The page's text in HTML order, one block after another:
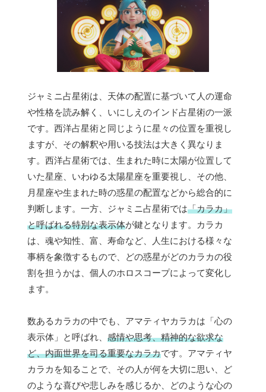
ジャミニ占星術は、天体の配置に基づいて人の運命
や性格を読み解く、いにしえのインド占星術の一派
です。西洋占星術と同じように星々の位置を重視し
ますが、その解釈や用いる技法は大きく異なりま
す。西洋占星術では、生まれた時に太陽が位置して
いた星座、いわゆる太陽星座を重要視し、その他、
月星座や生まれた時の惑星の配置などから総合的に
判断します。一方、ジャミニ占星術では「カラカ」
と呼ばれる特別な表示体が鍵となります。カラカ
は、魂や知性、富、寿命など、人生における様々な
事柄を象徴するもので、どの惑星がどのカラカの役
割を担うかは、個人のホロスコープによって変化し
ます。
数あるカラカの中でも、アマティヤカラカは「心の
表示体」と呼ばれ、 感情や思考、精神的な欲求な
ど、内面世界を司る重要なカラカです。アマティヤ
カラカを知ることで、その人が何を大切に思い、ど
のような喜びや悲しみを感じるか、どのような心の